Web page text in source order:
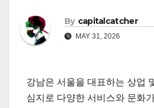
By capitalcatcher
MAY 31, 2026
강남은 서울을 대표하는 상업
심지로 다양한 서비스와 문화